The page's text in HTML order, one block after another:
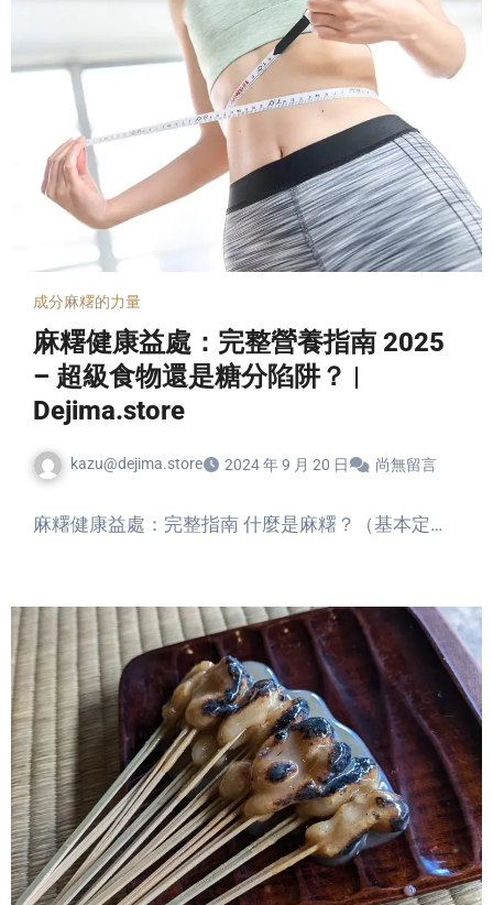
成分麻糬的力量
麻糬健康益處：完整營養指南 2025
– 超級食物還是糖分陷阱？ |
Dejima.store
kazu@dejima.store 2024 年 9 月 20 日 尚無留言
麻糬健康益處：完整指南 什麼是麻糬？（基本定…